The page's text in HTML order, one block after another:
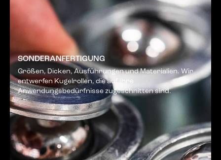
SONDERANFERTIGUNG
Größen, Dicken, Ausführungen und Materialien. Wir
entwerfen Kugelrollen, die auf Ihre
Anwendungsbedürfnisse zugeschnitten sind.